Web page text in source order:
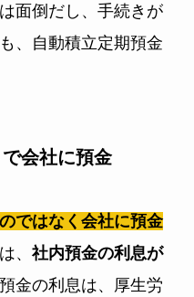
面倒だし、手続きが
、自動積立定期預金
会社に預金
ではなく会社に預金
、 社内預金の利息が
金の利息は、厚生労